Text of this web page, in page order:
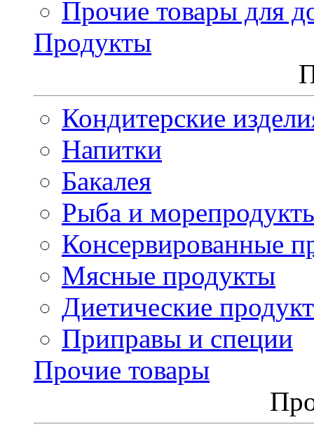
Прочие товары для
Продукты
Кондитерские
Напитки
Бакалея
Рыба и
Консервированные
Мясные продукты
Диетические
Приправы и специи
Прочие товары